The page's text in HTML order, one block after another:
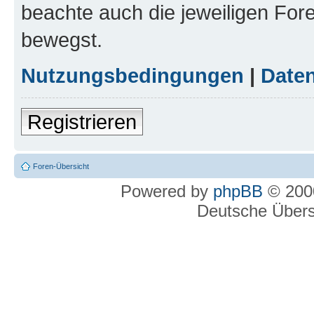
beachte auch die jeweiligen
bewegst.
Nutzungsbedingungen |
Registrieren
Foren-Übersicht
Powered by phpBB ©
Deutsche